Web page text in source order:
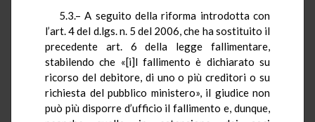
5.3.– A seguito della riforma introdotta con
l’art. 4 del d.lgs. n. 5 del 2006, che ha sostituito il
precedente art. 6 della legge fallimentare,
stabilendo che «[i]l fallimento è dichiarato su
ricorso del debitore, di uno o più creditori o su
richiesta del pubblico ministero», il giudice non
può più disporre d’ufficio il fallimento e, dunque,